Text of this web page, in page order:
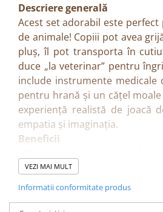
Descriere generală
Acest set adorabil este
de animale! Copiii pot avea
pluș, îl pot transporta în
duce „la veterinar” pentru
include instrumente medicale
pentru hrană și un cățel
experiență realistă de joacă
empatia și imaginația.
Beneficii
• Încurajează jocul de rol și
• Ajută la dezvoltarea
VEZI MAI MULT
Informatii conformitate produs